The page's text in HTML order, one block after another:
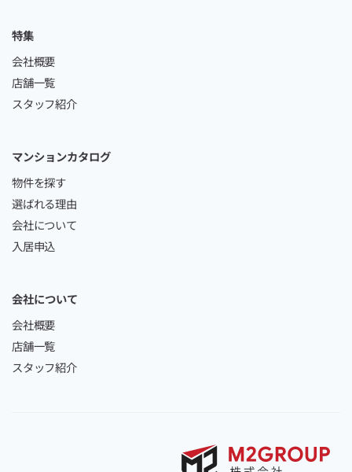
特集
会社概要
店舗一覧
スタッフ紹介
マンションカタログ
物件を探す
選ばれる理由
会社について
入居申込
会社について
会社概要
店舗一覧
スタッフ紹介